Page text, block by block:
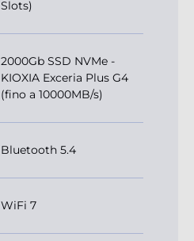
Slots)
2000Gb SSD NVMe -
KIOXIA Exceria Plus G4
(fino a 10000MB/s)
Bluetooth 5.4
WiFi 7